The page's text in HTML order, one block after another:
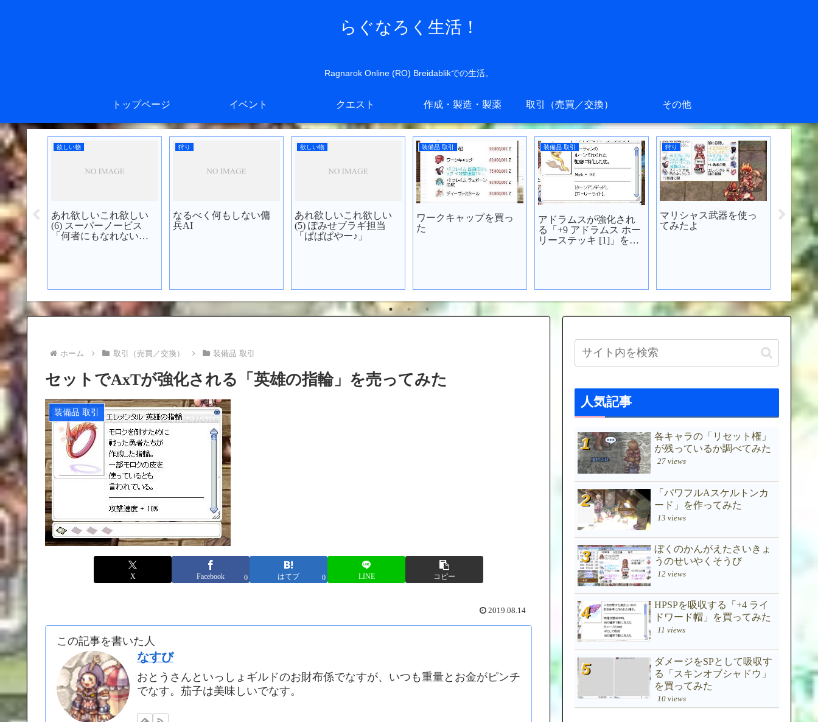
らぐなろく生活！
Ragnarok Online (RO) Breidablikでの生活。
トップページ イベント クエスト 作成・製造・製薬 取引（売買／交換） その他
パフ
た
欲しい物
あれ欲しいこれ欲しい
(6) スーパーノービス
「何者にもなれない僕
狩り
なるべく何もしない傭
兵AI
欲しい物
あれ欲しいこれ欲しい
(5) ぽみせブラギ担当
「ぱぱぱやー♪」
装備品 取引
ワークキャップを買っ
た
装備品 取引
アドラムスが強化され
る「+9 アドラムス ホー
リーステッキ [1]」を買
狩り
マリシャス武器を使っ
てみたよ
CRが
灼熱の
ホーム 取引（売買／交換） 装備品 取引
セットでAxTが強化される「英雄の指輪」を売ってみた
装備品 取引
X Facebook 0 はてブ 0 LINE コピー
2019.08.14
この記事を書いた人
なすび
おとうさんといっしょギルドのお財布係でなすが、いつも重量とお金がピンチ
でなす。茄子は美味しいでなす。
人気記事
各キャラの「リセット権」
が残っているか調べてみた
27 views
「パワフルAスケルトンカ
ード」を作ってみた
13 views
ぼくのかんがえたさいきょ
うのせいやくそうび
12 views
HPSPを吸収する「+4 ライ
ドワード帽」を買ってみた
11 views
ダメージをSPとして吸収す
る「スキンオブシャドウ」
を買ってみた
10 views